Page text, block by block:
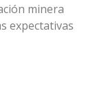
minera
expectativas